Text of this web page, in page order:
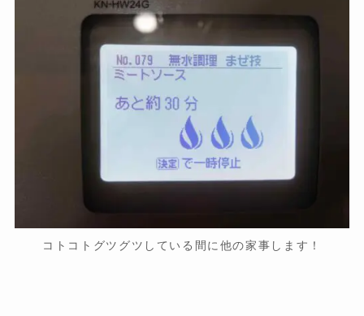
コトコトグツグツしている間に他の家事します！